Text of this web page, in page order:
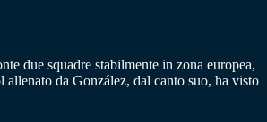
due squadre stabilmente in zona europea,
da González, dal canto suo, ha visto